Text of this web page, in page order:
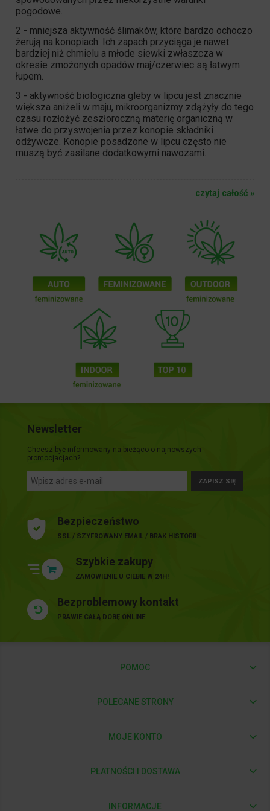
pogodowe.
2 - mniejsza aktywność ślimaków, które bardzo ochoczo
żerują na konopiach. Ich zapach przyciąga je nawet
bardziej niż chmielu a młode siewki zwłaszcza w
okresie zmożonych opadów maj/czerwiec są łatwym
łupem.
3 - aktywność biologiczna gleby w lipcu jest znacznie
większa aniżeli w maju, mikroorganizmy zdążyły do tego
czasu rozłożyć zeszłoroczną materię organiczną w
łatwe do przyswojenia przez konopie składniki
odżywcze. Konopie posadzone w lipcu często nie
muszą być zasilane dodatkowymi nawozami.
czytaj całość »
Newsletter
Chcesz być informowany na bieżąco o najnowszych
promocjacjach?
ZAPISZ SIĘ
Bezpieczeństwo
SSL / SZYFROWANY EMAIL / BRAK HISTORII
Szybkie zakupy
ZAMÓWIENIE U CIEBIE W 24H!
Bezproblemowy kontakt
PRAWIE CAŁĄ DOBĘ ONLINE
POMOC
POLECANE STRONY
MOJE KONTO
PŁATNOŚCI I DOSTAWA
INFORMACJE